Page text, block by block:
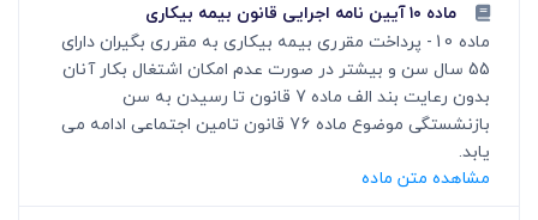
ماده ۱۰ آیین نامه اجرایی قانون بیمه بیکاری
ماده 10- پرداخت مقرری بیمه بیکاری به مقرری بگیران دارای
55 سال سن و بیشتر در صورت عدم امکان اشتغال بکار آنان
بدون رعایت بند الف ماده 7 قانون تا رسیدن به سن
بازنشستگی موضوع ماده 76 قانون تامین اجتماعی ادامه می
یابد.
مشاهده متن ماده